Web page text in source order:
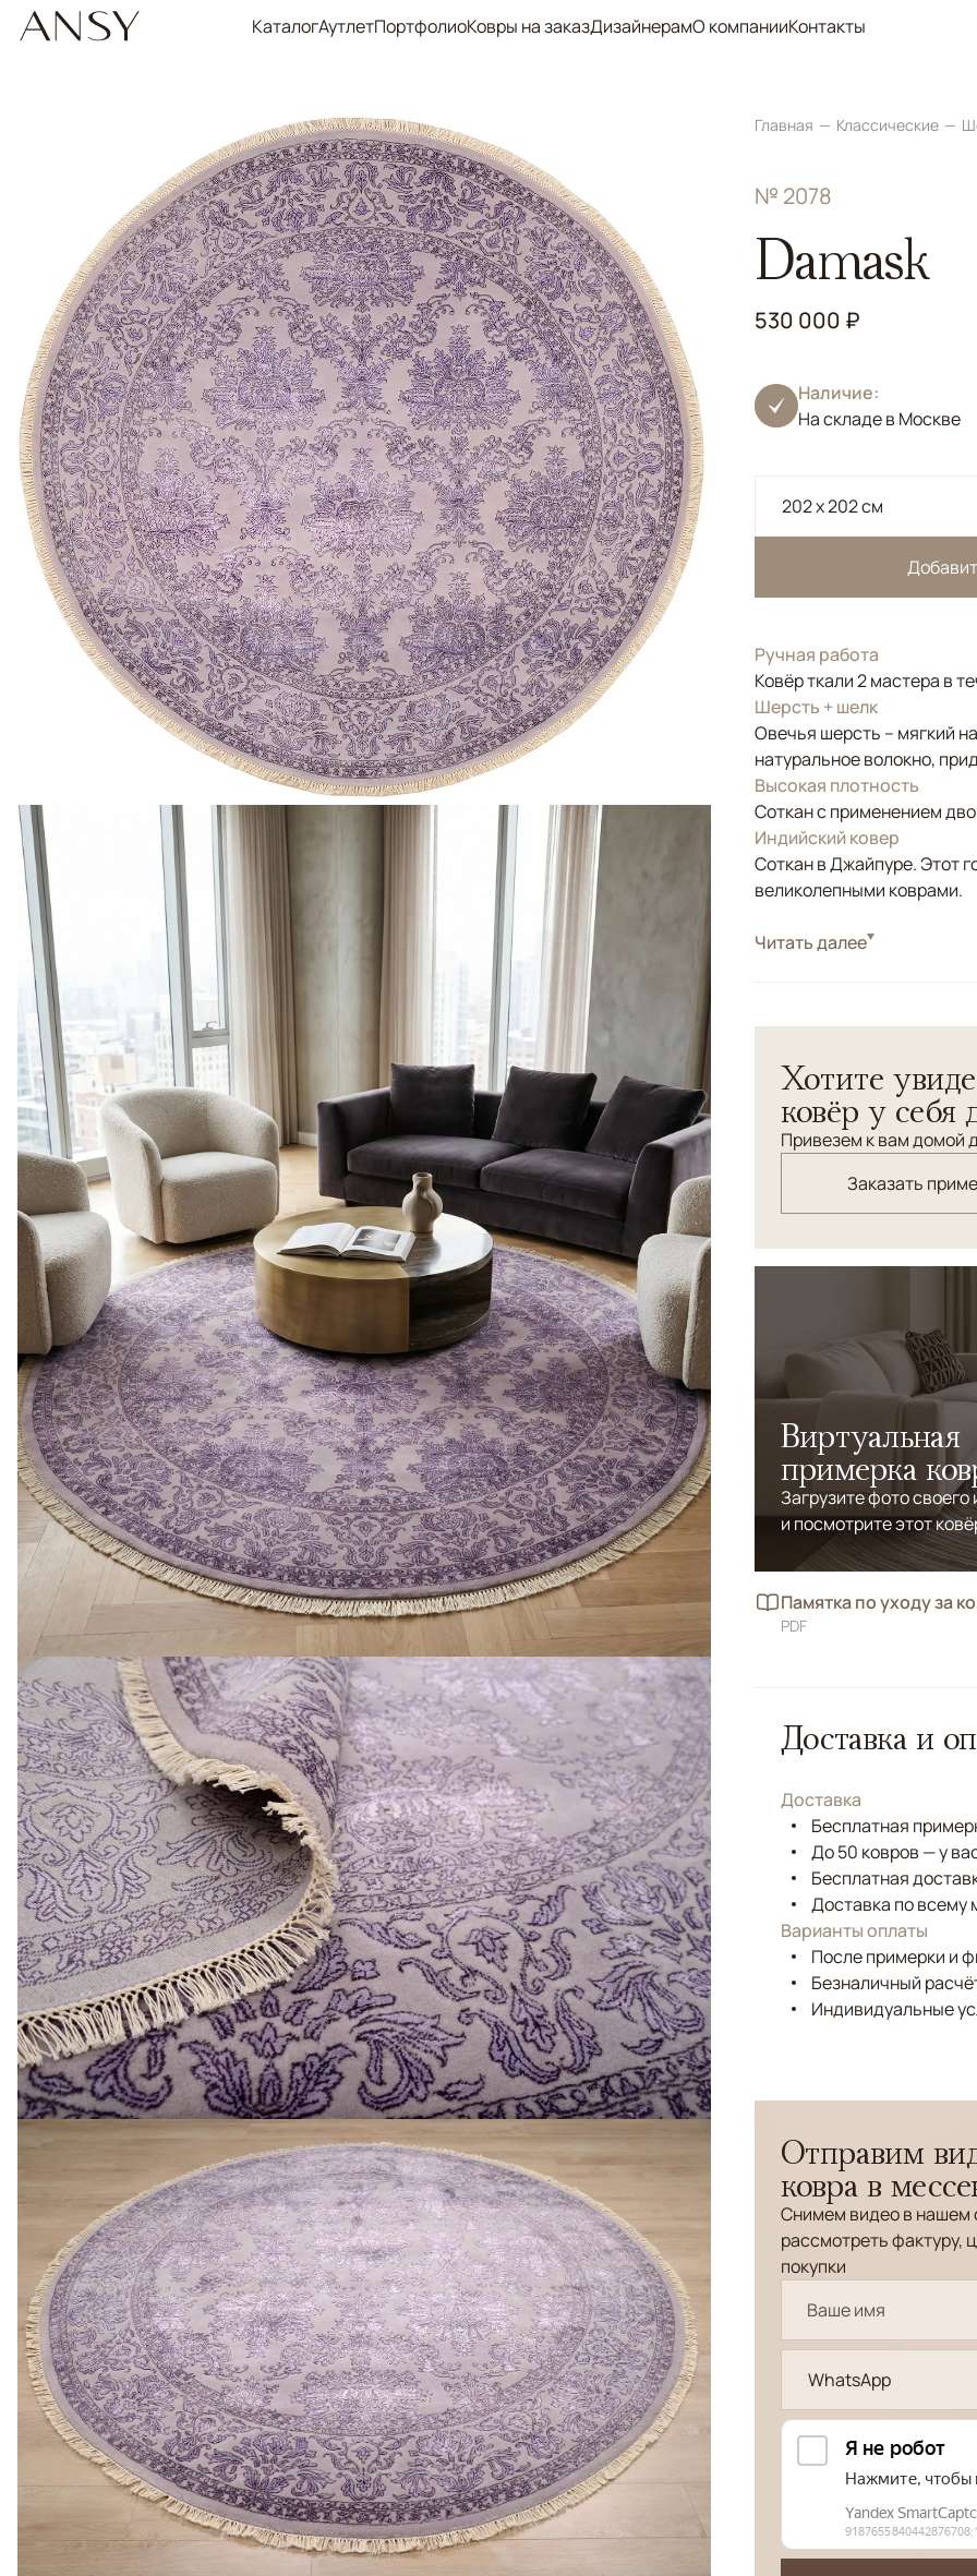
КаталогАутлетПортфолиоКовры на заказДизайнерамО компанииКонтакты
Главная Классические
№ 2078
Damask
530 000 ₽
Наличие:
На складе в Москве
202 x 202 см
Ручная работа
Ковёр ткали 2 мастера в
Шерсть + шелк
Овечья шерсть – мягкий
натуральное волокно,
Высокая плотность
Соткан с применением
Индийский ковер
Соткан в Джайпуре. Этот
великолепными коврами.
СтильКлассические
мягкого бледно-
Читать далее
Хотите
ковёр у себя
Привезем к вам домой
Заказать
Виртуальная
примерка
Загрузите фото своего
и посмотрите этот
Памятка по уходу за
PDF
Доставка и
Доставка
Бесплатная
До 50 ковров — у
Бесплатная
Доставка по всему
Варианты оплаты
После примерки и
Безналичный
Индивидуальные
Отправим
ковра в
Снимем видео в нашем
рассмотреть фактуру,
покупки
WhatsApp